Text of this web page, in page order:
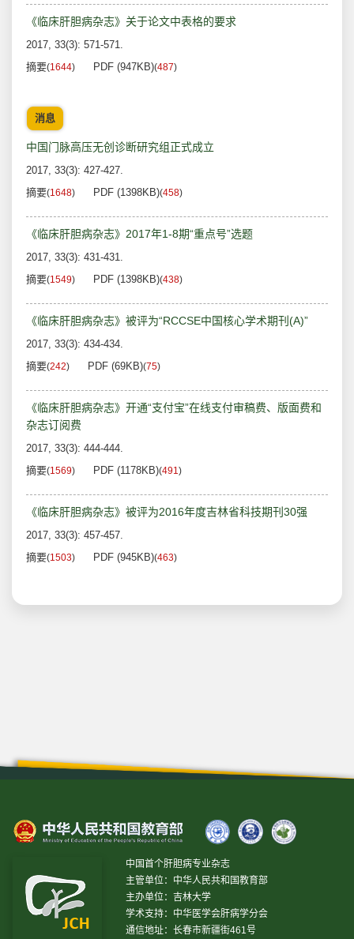
《临床肝胆病杂志》关于论文中表格的要求
2017, 33(3): 571-571.
摘要(1644) PDF (947KB)(487)
消息
中国门脉高压无创诊断研究组正式成立
2017, 33(3): 427-427.
摘要(1648) PDF (1398KB)(458)
《临床肝胆病杂志》2017年1-8期“重点号”选题
2017, 33(3): 431-431.
摘要(1549) PDF (1398KB)(438)
《临床肝胆病杂志》被评为“RCCSE中国核心学术期刊(A)”
2017, 33(3): 434-434.
摘要(242) PDF (69KB)(75)
《临床肝胆病杂志》开通“支付宝”在线支付审稿费、版面费和
杂志订阅费
2017, 33(3): 444-444.
摘要(1569) PDF (1178KB)(491)
《临床肝胆病杂志》被评为2016年度吉林省科技期刊30强
2017, 33(3): 457-457.
摘要(1503) PDF (945KB)(463)
中国首个肝胆病专业杂志
主管单位：中华人民共和国教育部
主办单位：吉林大学
学术支持：中华医学会肝病学分会
通信地址：长春市新疆街461号